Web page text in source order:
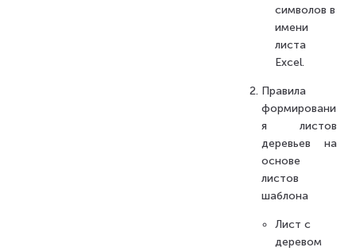
символов в
имени
листа
Excel.
Правила
формировани
я листов
деревьев на
основе
листов
шаблона
Лист с
деревом